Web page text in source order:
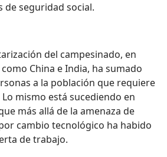
de seguridad social.
del campesinado, en
China e India, ha sumado
a la población que requiere
mismo está sucediendo en
más allá de la amenaza de
cambio tecnológico ha habido
de trabajo.